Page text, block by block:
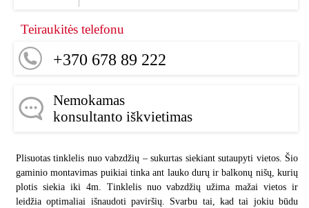
Teiraukitės telefonu
+370 678 89 222
Nemokamas
konsultanto iškvietimas
Plisuotas tinklelis nuo vabzdžių – sukurtas siekiant sutaupyti vietos. Šio
gaminio montavimas puikiai tinka ant lauko durų ir balkonų nišų, kurių
plotis siekia iki 4m. Tinklelis nuo vabzdžių užima mažai vietos ir
leidžia optimaliai išnaudoti paviršių. Svarbu tai, kad tai jokiu būdu